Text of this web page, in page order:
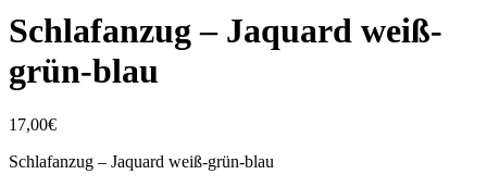
Schlafanzug – Jaquard weiß-
grün-blau
17,00€
Schlafanzug – Jaquard weiß-grün-blau